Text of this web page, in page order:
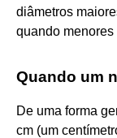
diâmetros
quando menores
Quando um
De uma forma
cm (um